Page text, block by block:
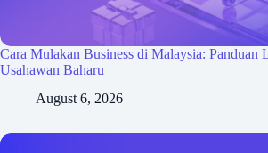
Cara Mulakan Business di Malaysia: Panduan
Usahawan Baharu
August 6, 2026